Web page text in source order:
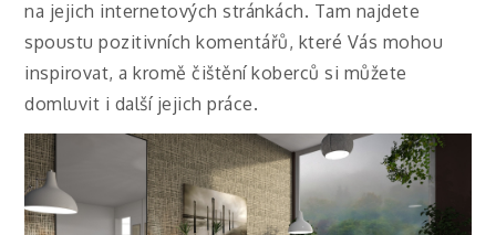
na jejich internetových stránkách. Tam najdete
spoustu pozitivních komentářů, které Vás mohou
inspirovat, a kromě čištění koberců si můžete
domluvit i další jejich práce.